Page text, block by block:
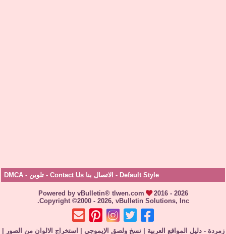
Default Style
- الاتصال بنا Contact Us - تلوين -
DMCA
Powered by vBulletin® tlwen.com
2016 - 2026
Copyright ©2000 - 2026, vBulletin Solutions, Inc.
زمردة - دليل المواقع العربية نسخ ولصق الإيموجي استخراج الالوان من الصور